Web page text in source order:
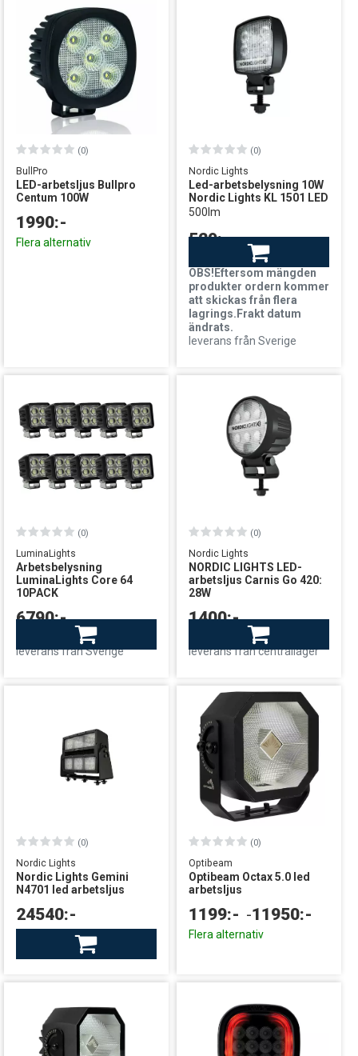
BullPro
LED-arbetsljus Bullpro
Centum 100W
(0)
1990:-
Flera alternativ
Nordic Lights
Led-arbetsbelysning 10W
Nordic Lights KL 1501 LED
500lm
(0)
529:-
OBS!Eftersom mängden
produkter ordern kommer
att skickas från flera
lagrings.Frakt datum
ändrats.
leverans från Sverige
LuminaLights
Arbetsbelysning
LuminaLights Core 64
10PACK
(0)
6790:-
leverans från Sverige
Nordic Lights
NORDIC LIGHTS LED-
arbetsljus Carnis Go 420:
28W
(0)
1400:-
leverans från centrallager
Nordic Lights
Nordic Lights Gemini
N4701 led arbetsljus
(0)
24540:-
Beställningsvara
leverans från centrallager
Optibeam
Optibeam Octax 5.0 led
arbetsljus
(0)
1199:- -11950:-
Flera alternativ